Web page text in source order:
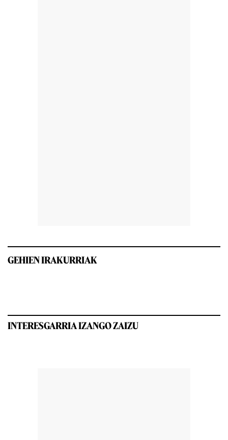
GEHIEN IRAKURRIAK
INTERESGARRIA IZANGO ZAIZU